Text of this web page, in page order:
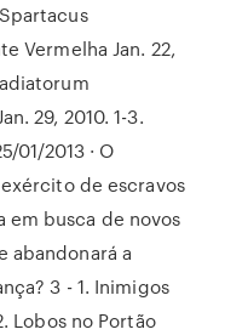
Vermelha Jan. 22,
29, 2010. 1-3.
01/2013 · O
de escravos
em busca de novos
abandonará a
3 - 1. Inimigos
Lobos no Portão